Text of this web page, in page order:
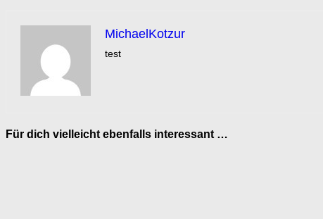
MichaelKotzur
test
Für dich vielleicht ebenfalls interessant …